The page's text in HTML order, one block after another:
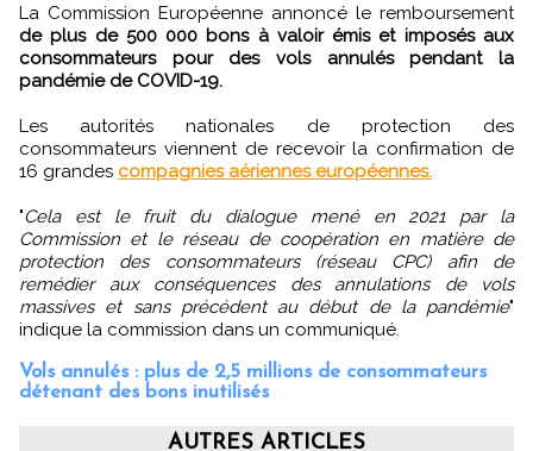
La Commission Européenne annoncé le remboursement
de plus de 500 000 bons à valoir émis et imposés aux
consommateurs pour des vols annulés pendant la
pandémie de COVID-19.
Les autorités nationales de protection des
consommateurs viennent de recevoir la confirmation de
16 grandes compagnies aériennes européennes.
"Cela est le fruit du dialogue mené en 2021 par la
Commission et le réseau de coopération en matière de
protection des consommateurs (réseau CPC) afin de
remédier aux conséquences des annulations de vols
massives et sans précédent au début de la pandémie"
indique la commission dans un communiqué.
Vols annulés : plus de 2,5 millions de consommateurs
détenant des bons inutilisés
AUTRES ARTICLES